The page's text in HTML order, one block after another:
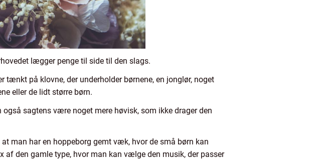
lægger penge til side til den slags.
tænkt på klovne, der underholder børnene, en jonglør, noget
eller de lidt større børn.
sagtens være noget mere høvisk, som ikke drager den
man har en hoppeborg gemt væk, hvor de små børn kan
af den gamle type, hvor man kan vælge den musik, der passer